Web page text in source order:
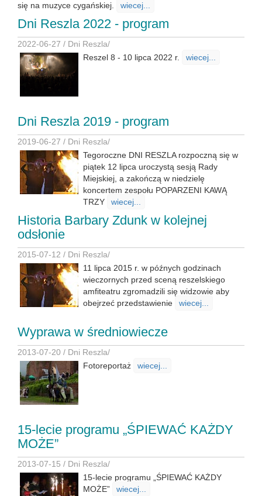
się na muzyce cygańskiej.
wiecej...
Dni Reszla 2022 - program
2022-06-27 / Dni Reszla/
Reszel 8 - 10 lipca 2022 r.
wiecej...
Dni Reszla 2019 - program
2019-06-27 / Dni Reszla/
Tegoroczne DNI RESZLA rozpoczną się w
piątek 12 lipca uroczystą sesją Rady
Miejskiej, a zakończą w niedzielę
koncertem zespołu POPARZENI KAWĄ
TRZY
wiecej...
Historia Barbary Zdunk w kolejnej
odsłonie
2015-07-12 / Dni Reszla/
11 lipca 2015 r. w późnych godzinach
wieczornych przed sceną reszelskiego
amfiteatru zgromadzili się widzowie aby
obejrzeć przedstawienie
wiecej...
Wyprawa w średniowiecze
2013-07-20 / Dni Reszla/
Fotoreportaż
wiecej...
15-lecie programu „ŚPIEWAĆ KAŻDY
MOŻE”
2013-07-15 / Dni Reszla/
15-lecie programu „ŚPIEWAĆ KAŻDY
MOŻE”
wiecej...